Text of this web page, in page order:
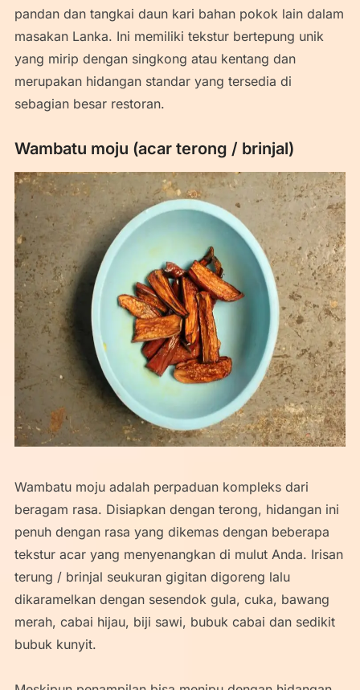
pandan dan tangkai daun kari bahan pokok lain dalam
masakan Lanka. Ini memiliki tekstur bertepung unik
yang mirip dengan singkong atau kentang dan
merupakan hidangan standar yang tersedia di
sebagian besar restoran.
Wambatu moju (acar terong / brinjal)
Wambatu moju adalah perpaduan kompleks dari
beragam rasa. Disiapkan dengan terong, hidangan ini
penuh dengan rasa yang dikemas dengan beberapa
tekstur acar yang menyenangkan di mulut Anda. Irisan
terung / brinjal seukuran gigitan digoreng lalu
dikaramelkan dengan sesendok gula, cuka, bawang
merah, cabai hijau, biji sawi, bubuk cabai dan sedikit
bubuk kunyit.